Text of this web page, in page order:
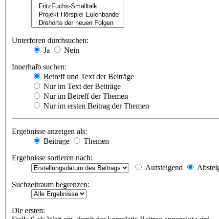
Unterforen durchsuchen:
Ja
Nein
Innerhalb suchen:
Betreff und Text der Beiträge
Nur im Text der Beiträge
Nur im Betreff der Themen
Nur im ersten Beitrag der Themen
Ergebnisse anzeigen als:
Beiträge
Themen
Ergebnisse sortieren nach:
Aufsteigend
Suchzeitraum begrenzen:
Die ersten: